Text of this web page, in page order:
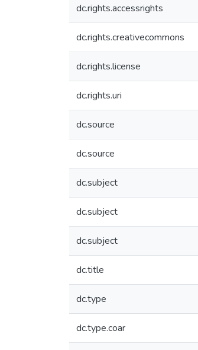
dc.rights.accessrights
dc.rights.creativecommons
dc.rights.license
dc.rights.uri
dc.source
dc.source
dc.subject
dc.subject
dc.subject
dc.title
dc.type
dc.type.coar